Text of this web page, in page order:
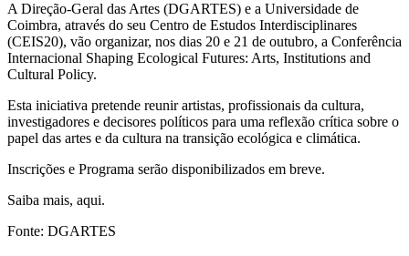
A Direção-Geral das Artes (DGARTES) e a Universidade de
Coimbra, através do seu Centro de Estudos Interdisciplinares
(CEIS20), vão organizar, nos dias 20 e 21 de outubro, a Conferência
Internacional Shaping Ecological Futures: Arts, Institutions and
Cultural Policy.
Esta iniciativa pretende reunir artistas, profissionais da cultura,
investigadores e decisores políticos para uma reflexão crítica sobre o
papel das artes e da cultura na transição ecológica e climática.
Inscrições e Programa serão disponibilizados em breve.
Saiba mais, aqui.
Fonte: DGARTES